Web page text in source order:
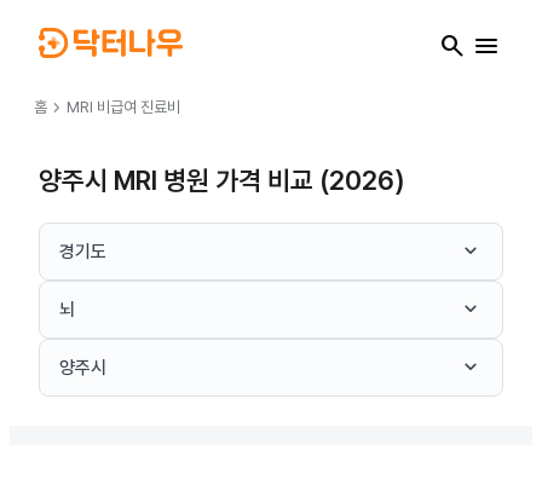
search menu
홈 chevron_right MRI 비급여 진료비
양주시 MRI 병원 가격 비교 (2026)
경기도 keyboard_arrow_down
뇌 keyboard_arrow_down
양주시 keyboard_arrow_down